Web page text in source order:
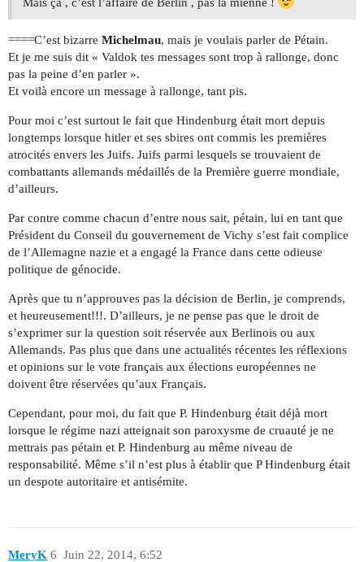
Mais ça , c’est l’affaire de Berlin , pas la mienne !
====C’est bizarre Michelmau, mais je voulais parler de Pétain.
Et je me suis dit « Valdok tes messages sont trop à rallonge, donc
pas la peine d’en parler ».
Et voilà encore un message à rallonge, tant pis.
Pour moi c’est surtout le fait que Hindenburg était mort depuis
longtemps lorsque hitler et ses sbires ont commis les premières
atrocités envers les Juifs. Juifs parmi lesquels se trouvaient de
combattants allemands médaillés de la Première guerre mondiale,
d’ailleurs.
Par contre comme chacun d’entre nous sait, pétain, lui en tant que
Président du Conseil du gouvernement de Vichy s’est fait complice
de l’Allemagne nazie et a engagé la France dans cette odieuse
politique de génocide.
Après que tu n’approuves pas la décision de Berlin, je comprends,
et heureusement!!!. D’ailleurs, je ne pense pas que le droit de
s’exprimer sur la question soit réservée aux Berlinois ou aux
Allemands. Pas plus que dans une actualités récentes les réflexions
et opinions sur le vote français aux élections européennes ne
doivent être réservées qu’aux Français.
Cependant, pour moi, du fait que P. Hindenburg était déjà mort
lorsque le régime nazi atteignait son paroxysme de cruauté je ne
mettrais pas pétain et P. Hindenburg au même niveau de
responsabilité. Même s’il n’est plus à établir que P Hindenburg était
un despote autoritaire et antisémite.
MeryK Juin 22, 2014, 6:52
6